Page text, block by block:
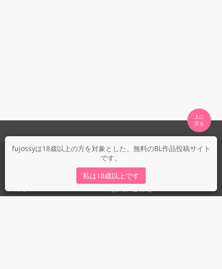
fujossyは18歳以上の方を対象とした、無料のBL作品投稿サイト
です。
私は18歳以上です
上に
fujossyについて
fujossy運営ブログ